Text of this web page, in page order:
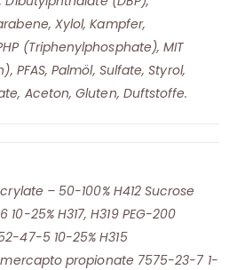
Xylol, Kampfer,
(Triphenylphosphate), MIT
PFAS, Palmöl, Sulfate, Styrol,
Aceton, Gluten, Duftstoffe.
– 50-100% H412 Sucrose
25% H317, H319 PEG-200
47-5 10-25% H315
propionate 7575-23-7 1-